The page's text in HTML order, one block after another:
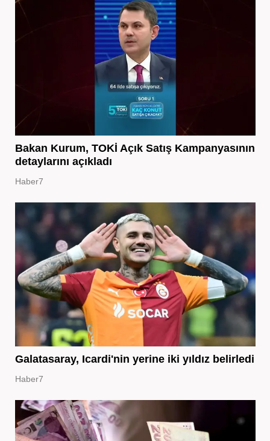
Bakan Kurum, TOKİ Açık Satış Kampanyasının
detaylarını açıkladı
Haber7
Galatasaray, Icardi'nin yerine iki yıldız belirledi
Haber7